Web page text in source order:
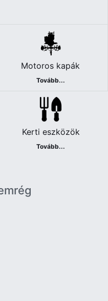
Motoros kapák
Tovább...
Kerti eszközök
Tovább...